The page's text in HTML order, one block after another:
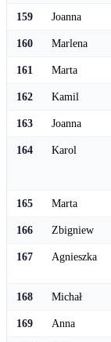
159 Joanna
160 Marlena
161 Marta
162 Kamil
163 Joanna
164 Karol
165 Marta
166 Zbigniew
167 Agnieszka
168 Michał
169 Anna